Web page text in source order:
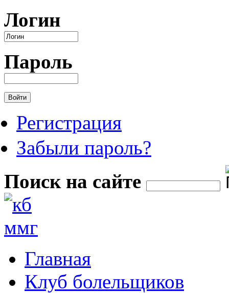
Перейти к основному содержанию
Логин
Пароль
Регистрация
Забыли пароль?
Форма поиска
Поиск на сайте
Главная
Клуб болельщиков